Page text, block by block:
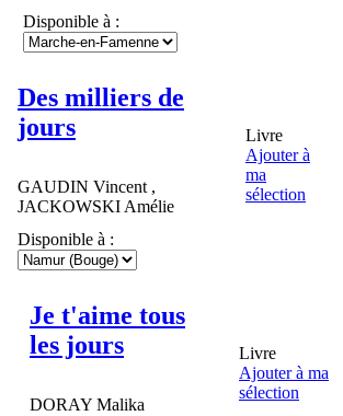
Disponible à :
Des milliers de
jours
Livre
Ajouter à
ma
sélection
GAUDIN Vincent ,
JACKOWSKI Amélie
Disponible à :
Je t'aime tous
les jours
Livre
Ajouter à ma
sélection
DORAY Malika